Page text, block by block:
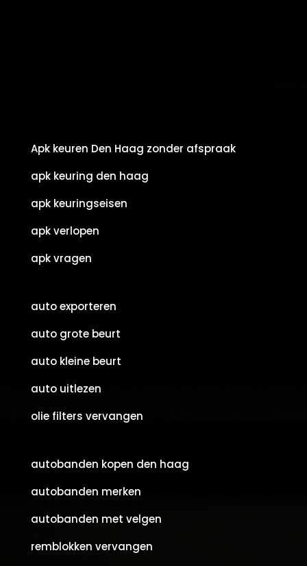
Apk keuren Den Haag zonder afspraak
apk keuring den haag
apk keuringseisen
apk verlopen
apk vragen
auto exporteren
auto grote beurt
auto kleine beurt
auto uitlezen
olie filters vervangen
autobanden kopen den haag
autobanden merken
autobanden met velgen
remblokken vervangen